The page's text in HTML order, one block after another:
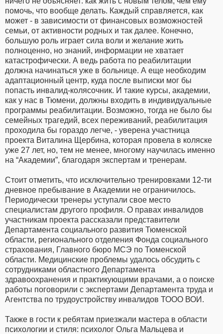
помочь, что вообще делать. Каждый справляется, как
может - в зависимости от финансовых возможностей
семьи, от активности родных и так далее. Конечно,
большую роль играет сила воли и желание жить
полноценно, но знаний, информации не хватает
катастрофически. А ведь работа по реабилитации
должна начинаться уже в больнице. А еще необходим
адаптационный центр, куда после выписки мог бы
попасть инвалид-колясочник. И такие курсы, академии,
как у нас в Тюмени, должны входить в индивидуальные
программы реабилитации. Возможно, тогда не было бы
семейных трагедий, всех переживаний, реабилитация
проходила бы гораздо легче, - уверена участница
проекта Виталина Щербина, которая провела в коляске
уже 27 лет, но, тем не менее, многому научилась именно
на “Академии”, благодаря экспертам и тренерам.
Стоит отметить, что исключительно тренировками 12-ти
дневное пребывание в Академии не ограничилось.
Периодически тренеры уступали свое место
специалистам другого профиля. О правах инвалидов
участникам проекта рассказали представители
Департамента социального развития Тюменской
области, регионального отделения Фонда социального
страхования, Главного бюро МСЭ по Тюменской
области. Медицинские проблемы удалось обсудить с
сотрудниками областного Департамента
здравоохранения и практикующими врачами, а о поиске
работы поговорили с экспертами Департамента труда и
Агентства по трудоустройству инвалидов ТООО ВОИ.
Также в гости к ребятам приезжали мастера в области
психологии и стиля: психолог Ольга Мальцева и